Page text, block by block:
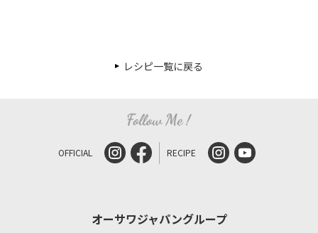
レシピ一覧に戻る
OFFICIAL RECIPE
オーサワジャパングループ